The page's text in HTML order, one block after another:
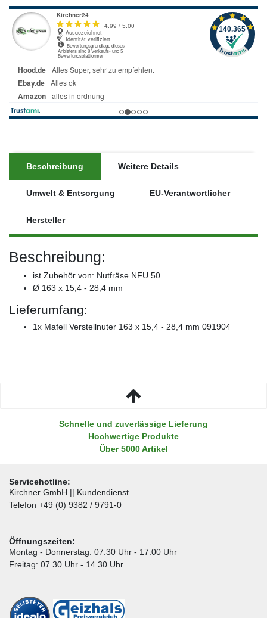
Beschreibung Weitere Details
Umwelt & Entsorgung EU-Verantwortlicher
Hersteller
Beschreibung:
ist Zubehör von: Nutfräse NFU 50
Ø 163 x 15,4 - 28,4 mm
Lieferumfang:
1x Mafell Verstellnuter 163 x 15,4 - 28,4 mm 091904
Schnelle und zuverlässige Lieferung
Hochwertige Produkte
Über 5000 Artikel
Servicehotline:
Kirchner GmbH || Kundendienst
Telefon +49 (0) 9382 / 9791-0
Öffnungszeiten:
Montag - Donnerstag: 07.30 Uhr - 17.00 Uhr
Freitag: 07.30 Uhr - 14.30 Uhr